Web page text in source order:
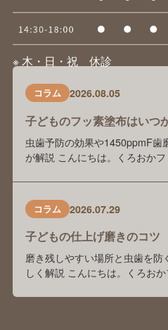
※ 木・日・祝 休診
コラム 2026.08.05
子どものフッ素塗布はいつ
虫歯予防の効果や1450ppmF歯
が解説 こんにちは。くろおか
院でフッ素を塗っているけれ
き剤を使った方がいいのでしょ
が多くて、どれを選べばよいか
ご相談を、保護者の方からよく
コラム 2026.07.29
子どもの仕上げ磨きのコツ
磨き残しやすい場所と虫歯を
しく解説 こんにちは。くろお